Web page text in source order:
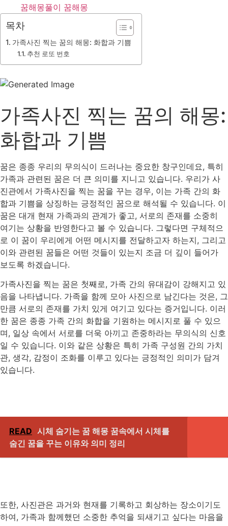
꿈해몽풀이 꿈해몽
목차
가족사진 찍는 꿈의 해몽: 화합과 기쁨
추천 로또 번호
가족사진 찍는 꿈의 해몽:
화합과 기쁨
꿈은 종종 우리의 무의식이 드러나는 중요한 창구인데요, 특히
가족과 관련된 꿈은 더 큰 의미를 지니고 있습니다. 우리가 사
진관에서 가족사진을 찍는 꿈을 꾸는 경우, 이는 가족 간의 화
합과 기쁨을 상징하는 긍정적인 꿈으로 해석될 수 있습니다. 이
꿈은 대개 현재 가족과의 관계가 좋고, 서로의 존재를 소중히
여기는 상황을 반영한다고 볼 수 있습니다. 그렇다면 구체적으
로 이 꿈이 우리에게 어떤 메시지를 전달하고자 하는지, 그리고
이와 관련된 꿈들은 어떤 것들이 있는지 조금 더 깊이 들어가
보도록 하겠습니다.
가족사진을 찍는 꿈은 첫째로, 가족 간의 유대감이 강해지고 있
음을 나타냅니다. 가족을 함께 모아 사진으로 남긴다는 것은, 그
만큼 서로의 존재를 가치 있게 여기고 있다는 증거입니다. 이러
한 꿈은 종종 가족 간의 화합을 기원하는 메시지로 풀 수 있으
며, 일상 속에서 서로를 더욱 아끼고 존중하라는 무의식의 신호
일 수 있습니다. 이와 같은 상황은 특히 가족 구성원 간의 가치
관, 생각, 감정이 조화를 이루고 있다는 긍정적인 의미가 담겨
있습니다.
READ 시체 숨기는 꿈 해몽 꿈속에서 시체를
숨긴 꿈을 꾸는 이유와 의미 정리
또한, 사진관은 과거와 현재를 기록하고 회상하는 장소이기도
하여, 가족과 함께했던 소중한 추억을 되새기고 싶다는 마음을